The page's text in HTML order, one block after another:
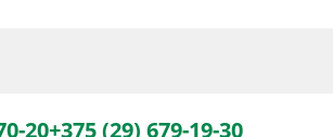
20+375 (29) 679-19-30